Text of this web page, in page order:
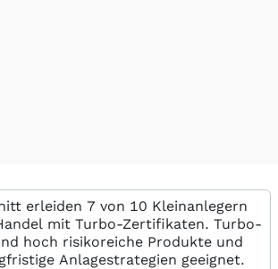
erleiden 7 von 10 Kleinanlegern
mit Turbo-Zertifikaten. Turbo-
hoch risikoreiche Produkte und
Anlagestrategien geeignet.